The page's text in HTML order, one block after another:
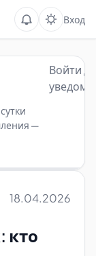
Вход
—
Войти
18.04.2026
кто